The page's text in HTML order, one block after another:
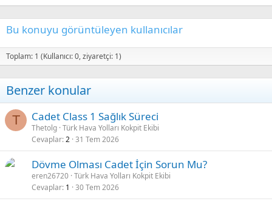
Bu konuyu görüntüleyen kullanıcılar
Toplam: 1 (Kullanıcı: 0, ziyaretçi: 1)
Benzer konular
T
ü
Cadet Class 1 Sağlık Süreci
Thetolg Türk Hava Yolları Kokpit Ekibi
Cevaplar 2 31 Tem 2026
Dövme Olması Cadet İçin Sorun Mu?
eren26720 Türk Hava Yolları Kokpit Ekibi
Cevaplar 1 30 Tem 2026